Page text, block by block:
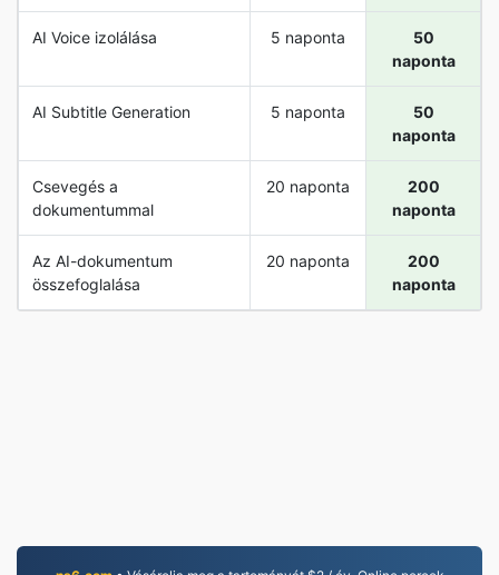
AI Voice izolálása 5 naponta
50
naponta
AI Subtitle Generation 5 naponta
50
naponta
Csevegés a
dokumentummal
20 naponta
200
naponta
Az AI-dokumentum
összefoglalása
20 naponta
200
naponta